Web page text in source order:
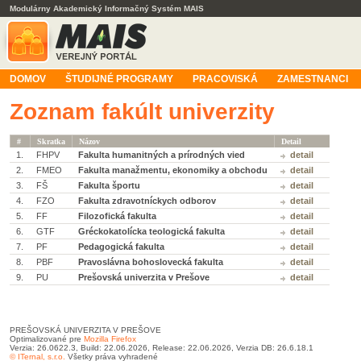
Modulárny Akademický Informačný Systém MAIS
DOMOV ŠTUDIJNÉ PROGRAMY PRACOVISKÁ ZAMESTNANCI
Zoznam fakúlt univerzity
# Skratka Názov Detail
1. FHPV Fakulta humanitných a prírodných vied
detail
2.
FMEO Fakulta manažmentu, ekonomiky a obchodu
detail
3.
FŠ Fakulta športu
detail
4.
FZO Fakulta zdravotníckych odborov
detail
5.
FF Filozofická fakulta
detail
6.
GTF Gréckokatolícka teologická fakulta
detail
7.
PF Pedagogická fakulta
detail
8.
PBF Pravoslávna bohoslovecká fakulta
detail
9.
PU Prešovská univerzita v Prešove detail
PREŠOVSKÁ UNIVERZITA V PREŠOVE
Optimalizované pre Mozilla Firefox
Verzia: 26.0622.3, Build: 22.06.2026, Release: 22.06.2026, Verzia DB: 26.6.18.1
© ITernal, s.r.o. Všetky práva vyhradené